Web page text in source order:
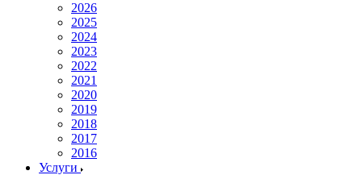
2026
2025
2024
2023
2022
2021
2020
2019
2018
2017
2016
Услуги